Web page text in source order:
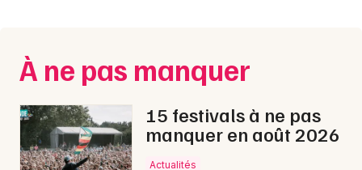
À ne pas manquer
15 festivals à ne pas
manquer en août 2026
Actualités